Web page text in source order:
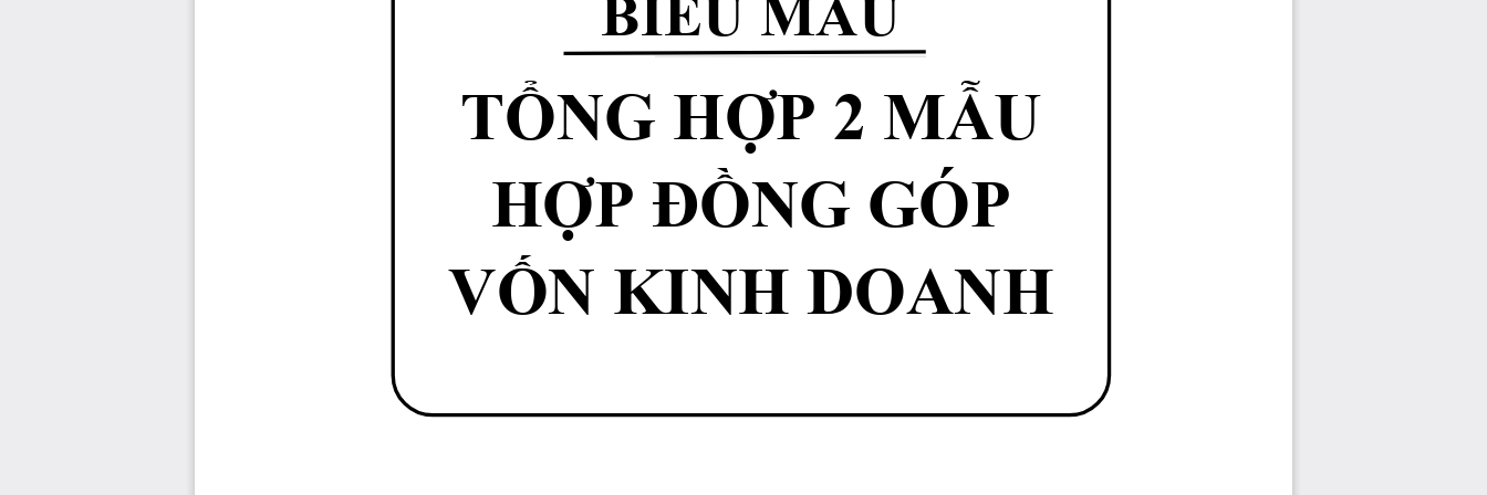
TỔNG HỢP 2 MẪU
HỢP ĐỒNG GÓP
VỐN KINH DOANH